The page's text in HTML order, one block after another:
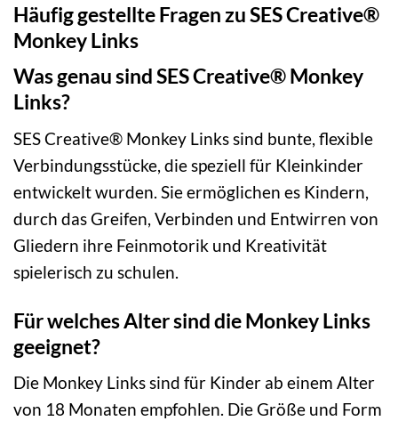
Häufig gestellte Fragen zu SES Creative®
Monkey Links
Was genau sind SES Creative® Monkey
Links?
SES Creative® Monkey Links sind bunte, flexible
Verbindungsstücke, die speziell für Kleinkinder
entwickelt wurden. Sie ermöglichen es Kindern,
durch das Greifen, Verbinden und Entwirren von
Gliedern ihre Feinmotorik und Kreativität
spielerisch zu schulen.
Für welches Alter sind die Monkey Links
geeignet?
Die Monkey Links sind für Kinder ab einem Alter
von 18 Monaten empfohlen. Die Größe und Form